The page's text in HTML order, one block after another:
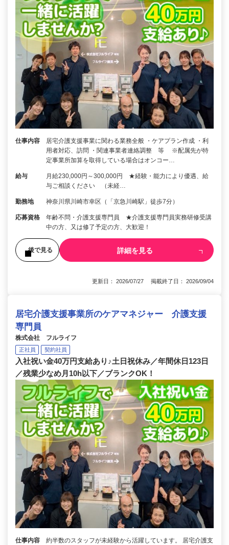
仕事内容
居宅介護支援事業に関わる業務全般 ・ケアプラン作成 ・利
用者対応、訪問 ・関連事業者連絡調整 等 ※配属先が特
定事業所加算を取得している場合はオンコー…
給与
月給230,000円～300,000円 ★経験・能力により優遇、給
与ご相談ください （未経…
勤務地 神奈川県川崎市幸区（「京急川崎駅」徒歩7分）
応募資格
年齢不問・介護支援専門員 ★介護支援専門員実務研修受講
中の方、又は修了予定の方、大歓迎！
後で見る 詳細を見る
更新日： 2026/07/27 掲載終了日： 2026/09/04
居宅介護支援事業所のケアマネジャー 介護支援
専門員
株式会社 フルライフ
正社員 契約社員
入社祝い金40万円支給あり♪土日祝休み／年間休日123日
／残業少なめ月10h以下／ブランクOK！
仕事内容
約半数のスタッフが未経験から活躍しています。 居宅介護支